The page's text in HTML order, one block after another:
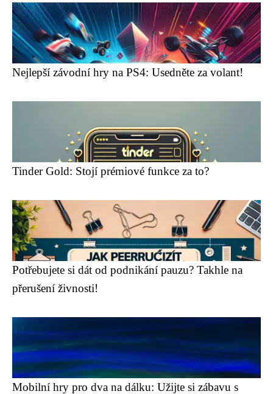
Nejlepší závodní hry na PS4: Usedněte za volant!
Tinder Gold: Stojí prémiové funkce za to?
Potřebujete si dát od podnikání pauzu? Takhle na
přerušení živnosti!
Mobilní hry pro dva na dálku: Užijte si zábavu s